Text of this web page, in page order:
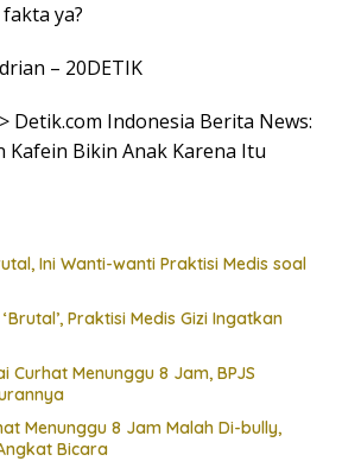
ya?
– 20DETIK
Detik.com Indonesia Berita News:
Kafein Bikin Anak Karena Itu
Ini Wanti-wanti Praktisi Medis soal
Praktisi Medis Gizi Ingatkan
Curhat Menunggu 8 Jam, BPJS
Menunggu 8 Jam Malah Di-bully,
Bicara